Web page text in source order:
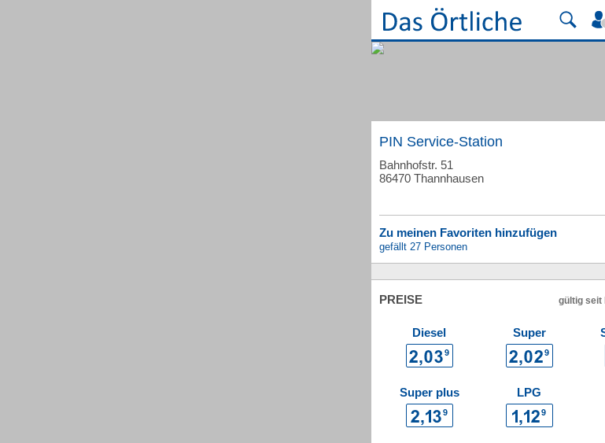
PIN Service-Station
Bahnhofstr. 51
86470 Thannhausen
Zu meinen Favoriten hinzufügen
gefällt 27 Personen
PREISE gültig seit
Diesel Super
Super plus LPG